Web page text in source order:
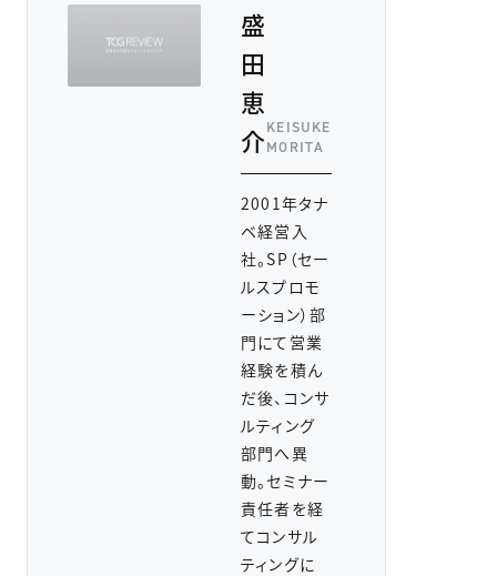
盛
田
恵
介KEISUKE
MORITA
2001年タナ
ベ経営入
社。SP（セー
ルスプロモ
ーション）部
門にて営業
経験を積ん
だ後、コンサ
ルティング
部門へ異
動。セミナー
責任者を経
てコンサル
ティングに